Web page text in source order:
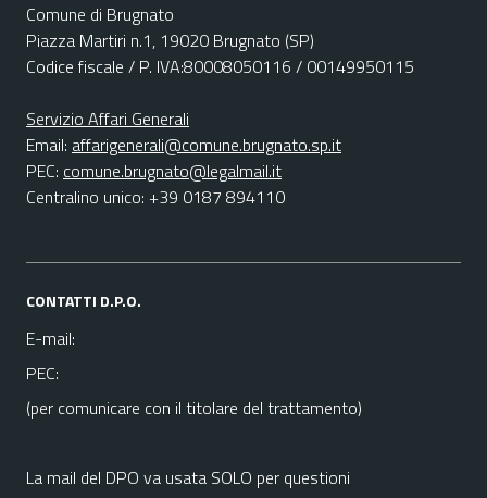
Comune di Brugnato
Piazza Martiri n.1, 19020 Brugnato (SP)
Codice fiscale / P. IVA:80008050116 / 00149950115
Servizio Affari Generali
Email: affarigenerali@comune.brugnato.sp.it
PEC: comune.brugnato@legalmail.it
Centralino unico: +39 0187 894110
CONTATTI D.P.O.
E-mail:
PEC:
(per comunicare con il titolare del trattamento)
La mail del DPO va usata SOLO per questioni